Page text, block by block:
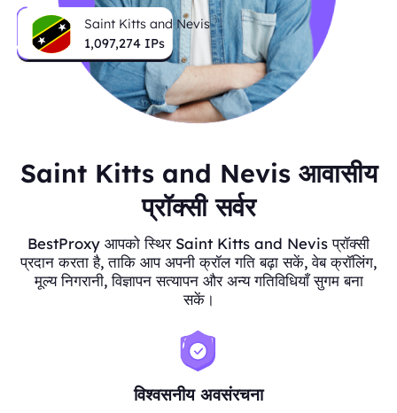
Saint Kitts and Nevis
1,097,274 IPs
Saint Kitts and Nevis आवासीय
प्रॉक्सी सर्वर
BestProxy आपको स्थिर Saint Kitts and Nevis प्रॉक्सी
प्रदान करता है, ताकि आप अपनी क्रॉल गति बढ़ा सकें, वेब क्रॉलिंग,
मूल्य निगरानी, विज्ञापन सत्यापन और अन्य गतिविधियाँ सुगम बना
सकें।
विश्वसनीय अवसंरचना